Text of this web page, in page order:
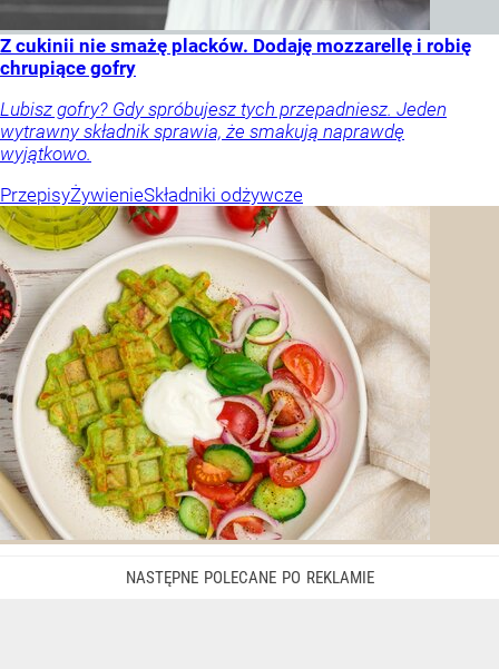
Z cukinii nie smażę placków. Dodaję mozzarellę i robię
chrupiące gofry
Lubisz gofry? Gdy spróbujesz tych przepadniesz. Jeden
wytrawny składnik sprawia, że smakują naprawdę
wyjątkowo.
PrzepisyŻywienieSkładniki odżywcze